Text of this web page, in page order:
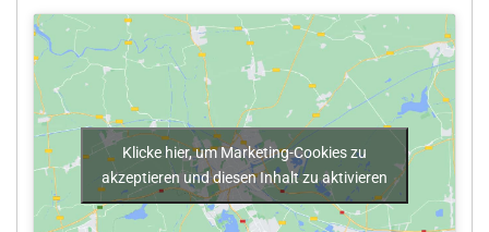
Klicke hier, um Marketing-Cookies zu
akzeptieren und diesen Inhalt zu aktivieren